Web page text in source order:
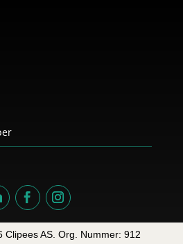
Clipees AS. Org. Nummer: 912